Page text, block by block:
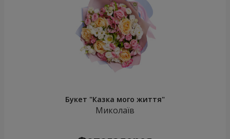
Букет "Казка мого життя"
Миколаїв